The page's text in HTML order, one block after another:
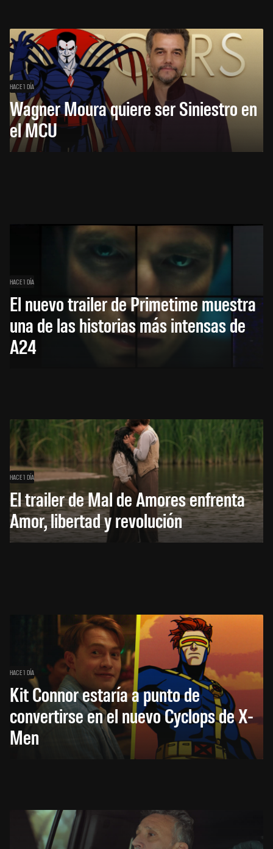
HACE 1 DÍA
Wagner Moura quiere ser Siniestro en
el MCU
HACE 1 DÍA
El nuevo trailer de Primetime muestra
una de las historias más intensas de
A24
HACE 1 DÍA
El trailer de Mal de Amores enfrenta
Amor, libertad y revolución
HACE 1 DÍA
Kit Connor estaría a punto de
convertirse en el nuevo Cyclops de X-
Men